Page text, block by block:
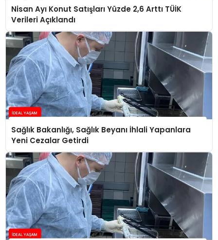
Nisan Ayı Konut Satışları Yüzde 2,6 Arttı TÜİK
Verileri Açıklandı
Sağlık Bakanlığı, Sağlık Beyanı İhlali Yapanlara
Yeni Cezalar Getirdi